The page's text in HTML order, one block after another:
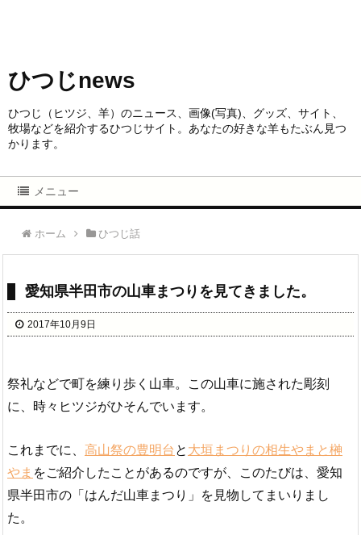
ひつじnews
ひつじ（ヒツジ、羊）のニュース、画像(写真)、グッズ、サイト、
牧場などを紹介するひつじサイト。あなたの好きな羊もたぶん見つ
かります。
メニュー
ホーム ひつじ話
愛知県半田市の山車まつりを見てきました。
2017年10月9日
祭礼などで町を練り歩く山車。この山車に施された彫刻
に、時々ヒツジがひそんでいます。
これまでに、 高山祭の豊明台 と 大垣まつりの相生やまと榊
やま をご紹介したことがあるのですが、このたびは、愛知
県半田市の「はんだ山車まつり」を見物してまいりまし
た。